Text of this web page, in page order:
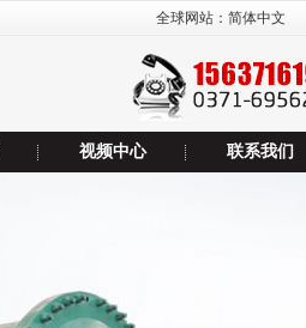
全球网站： 简体中文
视频中心 联系我们